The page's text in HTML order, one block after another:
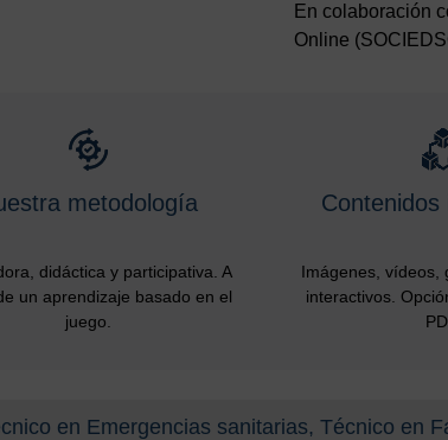
En colaboración
Online
metodología
didáctica y participativa. A
un aprendizaje basado en el
juego.
Contenidos
Imágenes, vídeos,
interactivos.
en Emergencias sanitarias, Técnico en